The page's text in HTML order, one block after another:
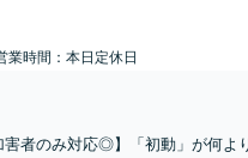
業時間：本日定休日
害者のみ対応◎】「初動」が何